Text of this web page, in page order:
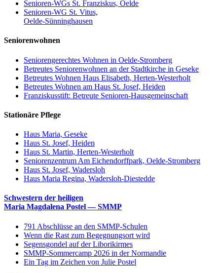
Senioren-WGs St. Franziskus, Oelde
Senioren-WG St. Vitus,
Oelde-Sünninghausen
Seniorenwohnen
Seniorengerechtes Wohnen in Oelde-Stromberg
Betreutes Seniorenwohnen an der Stadtkirche in Geseke
Betreutes Wohnen Haus Elisabeth, Herten-Westerholt
Betreutes Wohnen am Haus St. Josef, Heiden
Franziskusstift: Betreute Senioren-Hausgemeinschaft
Stationäre Pflege
Haus Maria, Geseke
Haus St. Josef, Heiden
Haus St. Martin, Herten-Westerholt
Seniorenzentrum Am Eichendorffpark, Oelde-Stromberg
Haus St. Josef, Wadersloh
Haus Maria Regina, Wadersloh-Diestedde
Schwestern der heiligen
Maria Magdalena Postel — SMMP
791 Abschlüsse an den SMMP-Schulen
Wenn die Rast zum Begegnungsort wird
Segensgondel auf der Liborikirmes
SMMP-Sommercamp 2026 in der Normandie
Ein Tag im Zeichen von Julie Postel